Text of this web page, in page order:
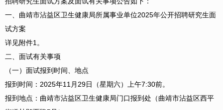
一、曲靖市沾益区卫生健康局所属事业单位2025年公开招聘研究生面
试方案
详见附件1。
二、面试有关事项
（一）面试报到时间、地点
报到时间：2025年11月29日（星期六）上午7:30前。
报到地点：曲靖市沾益区卫生健康局门口报到处（曲靖市沾益区西平